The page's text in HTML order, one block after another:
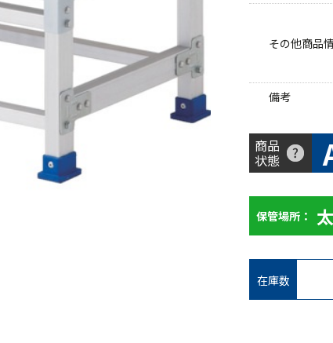
その他商品
備考
商品
状態
保管場所：
在庫数